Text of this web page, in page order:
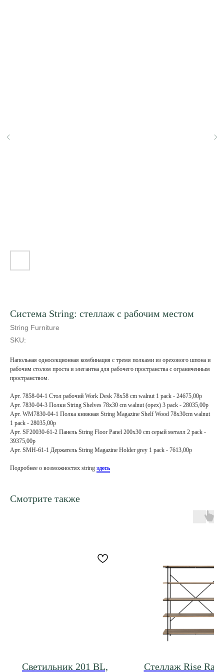
Система String: стеллаж с рабочим местом
String Furniture
SKU:
Напольная односекционная комбинация с тремя полками из орехового шпона и
рабочим столом проста и элегантна для рабочего пространства с ограниченным
пространством.
Арт. 7858-04-1 Стол рабочий Work Desk 78x58 cm walnut 1 pack - 24675,00р
Арт. 7830-04-3 Полки String Shelves 78x30 cm walnut (орех) 3 pack - 28035,00р
Арт. WM7830-04-1 Полка книжная String Magazine Shelf Wood 78x30cm walnut
1 pack - 28035,00р
Арт. SF20030-61-2 Панель String Floor Panel 200x30 cm серый металл 2 pack -
39375,00р
Арт. SMH-61-1 Держатель String Magazine Holder grey 1 pack - 7613,00р
Подробнее о возможностях string здесь
Смотрите также
Светильник 201 BL, Стеллаж Rise